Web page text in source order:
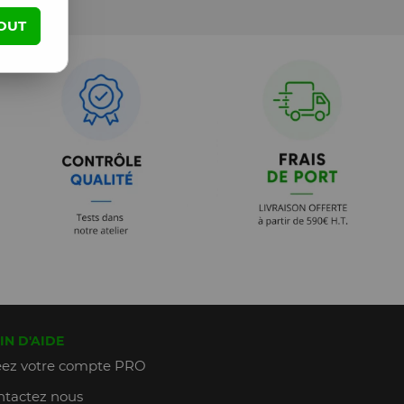
D'AIDE
votre compte PRO
nous